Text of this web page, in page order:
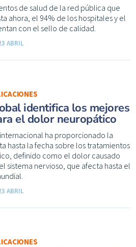
de salud de la red pública que
ahora, el 94% de los hospitales y el
con el sello de calidad.
ABRIL
identifica los mejores
el dolor neuropático
ha proporcionado la
hasta la fecha sobre los tratamientos
definido como el dolor causado
sistema nervioso, que afecta hasta el
ABRIL